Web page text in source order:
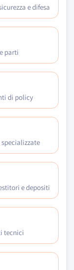
e difesa
parti
di policy
e depositi
tecnici